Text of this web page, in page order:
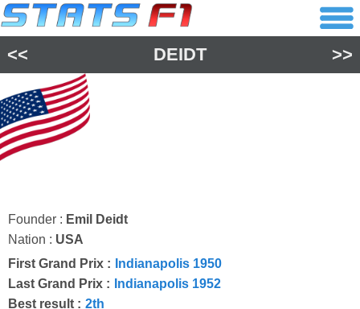
<< DEIDT >>
Founder : Emil Deidt
Nation : USA
First Grand Prix :
Indianapolis 1950
Last Grand Prix :
Indianapolis 1952
Best result : 2th